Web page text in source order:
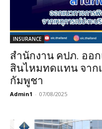
INSURANCE
สำนักงาน คปภ. ออ
สินไหมทดแทน จาก
กัมพูชา
Admin1 - 07/08/2025